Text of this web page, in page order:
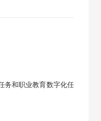
务和职业教育数字化任